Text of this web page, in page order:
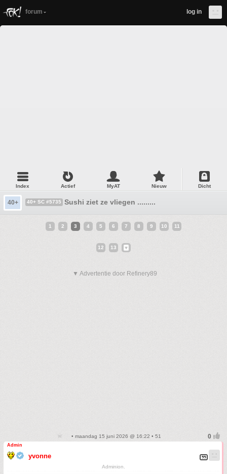
forum log in
Index Actief MyAT Nieuw Dicht
40+ 40+ SC #5735 Sushi ziet ze vliegen .........
1 2 3 4 5 6 7 8 9 10 11
12 13
▼ Advertentie door Refinery89
• maandag 15 juni 2026 @ 16:22 • 51
Admin
yvonne
Adminion.